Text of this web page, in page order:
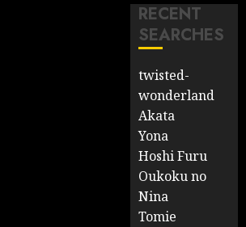
RECENT
SEARCHES
twisted-
wonderland
Akata
Yona
Hoshi Furu
Oukoku no
Nina
Tomie